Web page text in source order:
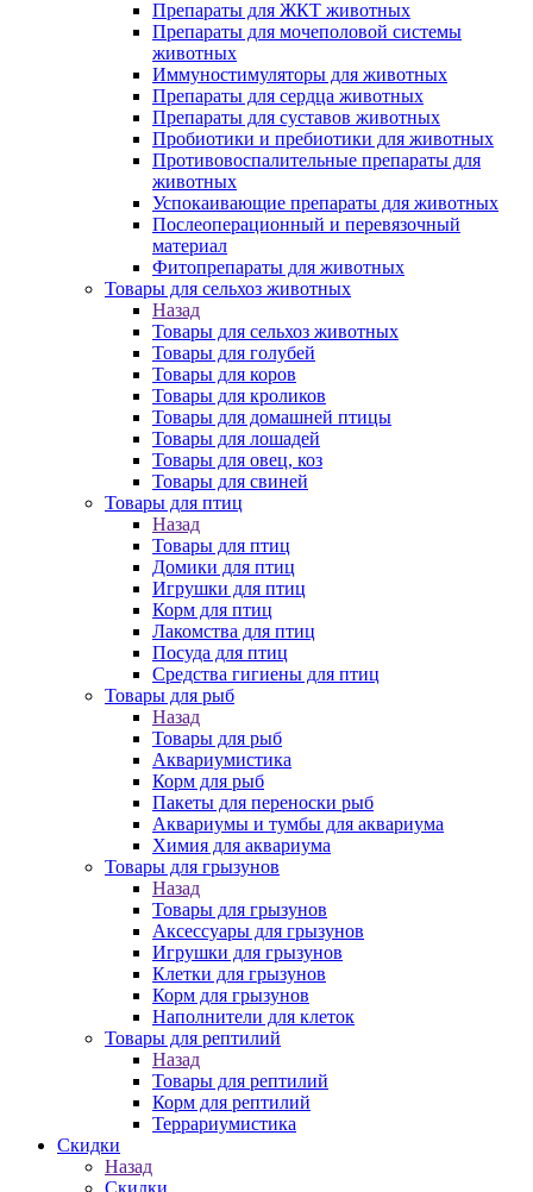
Препараты для ЖКТ животных
Препараты для мочеполовой системы
животных
Иммуностимуляторы для животных
Препараты для сердца животных
Препараты для суставов животных
Пробиотики и пребиотики для животных
Противовоспалительные препараты для
животных
Успокаивающие препараты для животных
Послеоперационный и перевязочный
материал
Фитопрепараты для животных
Товары для сельхоз животных
Назад
Товары для сельхоз животных
Товары для голубей
Товары для коров
Товары для кроликов
Товары для домашней птицы
Товары для лошадей
Товары для овец, коз
Товары для свиней
Товары для птиц
Назад
Товары для птиц
Домики для птиц
Игрушки для птиц
Корм для птиц
Лакомства для птиц
Посуда для птиц
Средства гигиены для птиц
Товары для рыб
Назад
Товары для рыб
Аквариумистика
Корм для рыб
Пакеты для переноски рыб
Аквариумы и тумбы для аквариума
Химия для аквариума
Товары для грызунов
Назад
Товары для грызунов
Аксессуары для грызунов
Игрушки для грызунов
Клетки для грызунов
Корм для грызунов
Наполнители для клеток
Товары для рептилий
Назад
Товары для рептилий
Корм для рептилий
Террариумистика
Скидки
Назад
Скидки